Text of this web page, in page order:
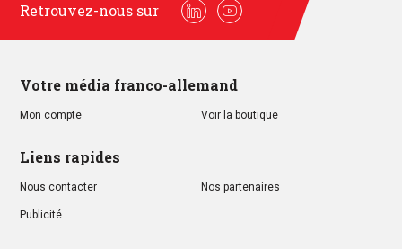
Retrouvez-nous sur
LinkedinYoutube
Votre média franco-allemand
Mon compte Voir la boutique
Liens rapides
Nous contacter Nos partenaires
Publicité